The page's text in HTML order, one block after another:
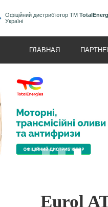
Офіційний дистрибʼютор ТМ
Україні
ГЛАВНАЯ
Eurol